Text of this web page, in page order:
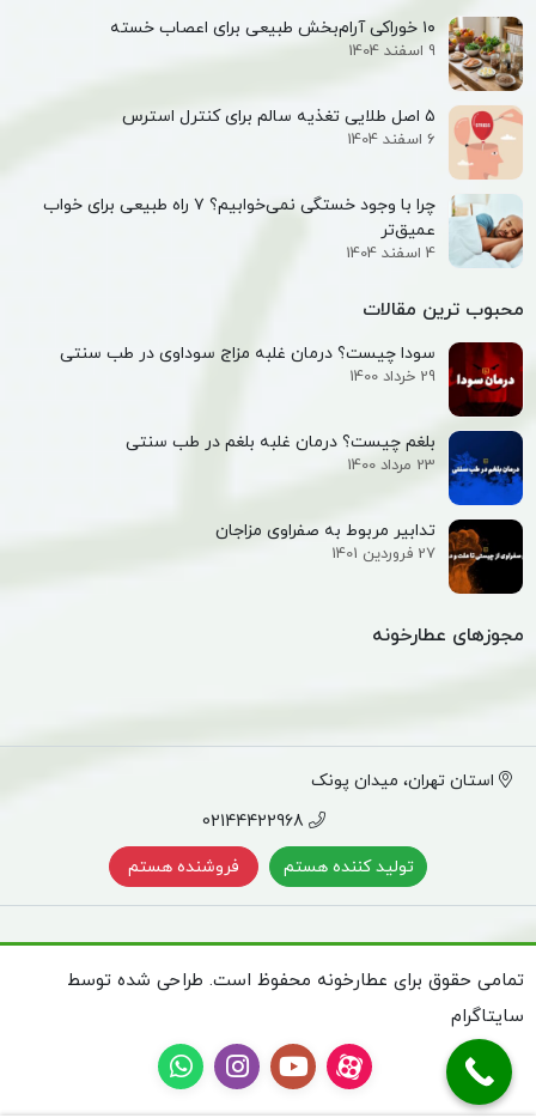
۱۰ خوراکی آرام‌بخش طبیعی برای اعصاب خسته
9 اسفند 1404
۵ اصل طلایی تغذیه سالم برای کنترل استرس
6 اسفند 1404
چرا با وجود خستگی نمی‌خوابیم؟ ۷ راه طبیعی برای خواب
عمیق‌تر
4 اسفند 1404
محبوب ترین مقالات
سودا چیست؟ درمان غلبه مزاج سوداوی در طب سنتی
29 خرداد 1400
بلغم چیست؟ درمان غلبه بلغم در طب سنتی
23 مرداد 1400
تدابیر مربوط به صفراوی مزاجان
27 فروردین 1401
مجوزهای عطارخونه
استان تهران، میدان پونک
02144422968
تولید کننده هستم
فروشنده هستم
تمامی حقوق برای عطارخونه محفوظ است. طراحی شده توسط
سایتاگرام